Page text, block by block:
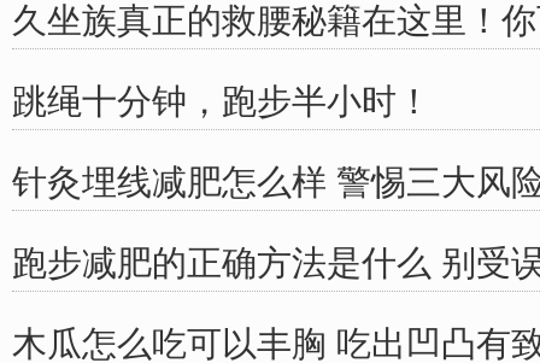
久坐族真正的救腰秘籍在这里！
跳绳十分钟，跑步半小时！
针灸埋线减肥怎么样 警惕三大风
跑步减肥的正确方法是什么 别受
木瓜怎么吃可以丰胸 吃出凹凸有